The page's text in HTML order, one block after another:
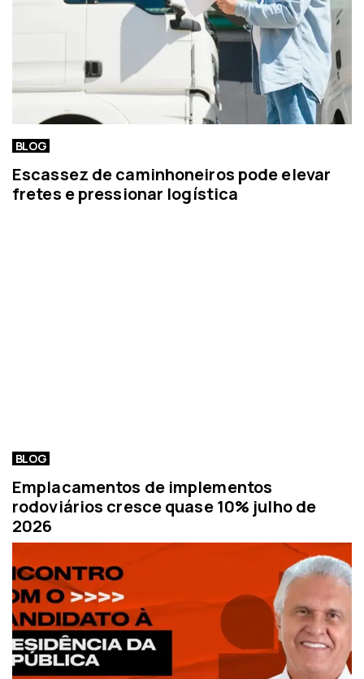
BLOG
Escassez de caminhoneiros pode elevar
fretes e pressionar logística
BLOG
Emplacamentos de implementos
rodoviários cresce quase 10% julho de
2026